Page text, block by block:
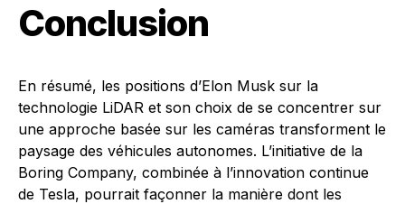
Conclusion
En résumé, les positions d’Elon Musk sur la
technologie LiDAR et son choix de se concentrer sur
une approche basée sur les caméras transforment le
paysage des véhicules autonomes. L’initiative de la
Boring Company, combinée à l’innovation continue
de Tesla, pourrait façonner la manière dont les